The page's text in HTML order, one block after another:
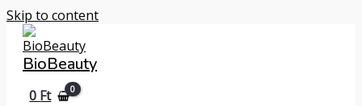
Skip to content
BioBeauty
0 Ft